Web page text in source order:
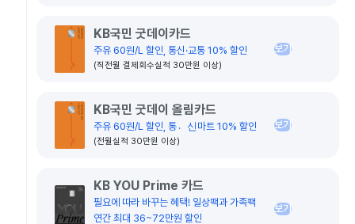
KB국민 굿데이카드
주유 60원/L 할인, 통신·교통 10% 할인
(직전월 결제회수실적 30만원 이상)
보기
KB국민 굿데이 올림카드
주유 60원/L 할인, 통신〮마트 10% 할인
(전월실적 30만원 이상)
보기
KB YOU Prime 카드
필요에 따라 바꾸는 혜택! 일상팩과 가족팩
연간 최대 36~72만원 할인
보기